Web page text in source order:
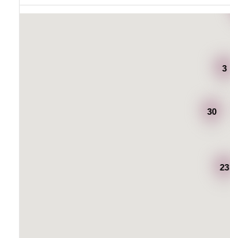
AB Karl Hedin Bygghandel - Edsbyn
23
30
3